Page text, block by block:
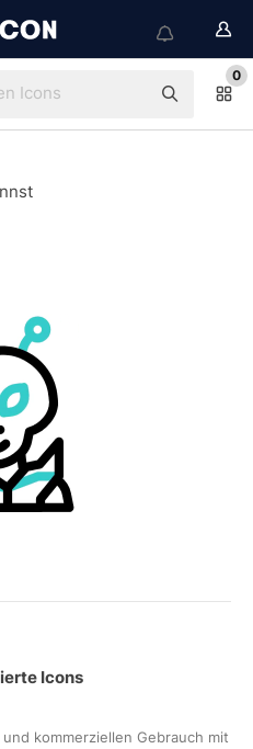
0
Icons
kommerziellen Gebrauch mit